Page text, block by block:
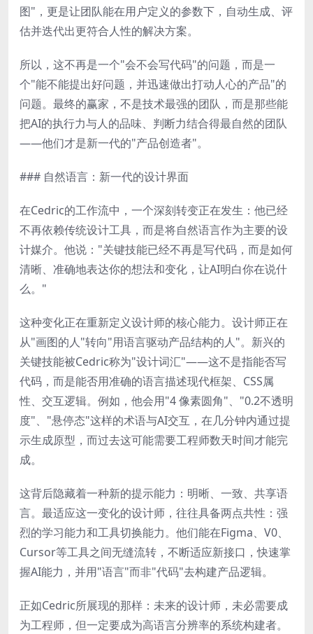
图"，更是让团队能在用户定义的参数下，自动生成、评
估并迭代出更符合人性的解决方案。
所以，这不再是一个"会不会写代码"的问题，而是一
个"能不能提出好问题，并迅速做出打动人心的产品"的
问题。最终的赢家，不是技术最强的团队，而是那些能
把AI的执行力与人的品味、判断力结合得最自然的团队
——他们才是新一代的"产品创造者"。
### 自然语言：新一代的设计界面
在Cedric的工作流中，一个深刻转变正在发生：他已经
不再依赖传统设计工具，而是将自然语言作为主要的设
计媒介。他说："关键技能已经不再是写代码，而是如何
清晰、准确地表达你的想法和变化，让AI明白你在说什
么。"
这种变化正在重新定义设计师的核心能力。设计师正在
从"画图的人"转向"用语言驱动产品结构的人"。新兴的
关键技能被Cedric称为"设计词汇"——这不是指能否写
代码，而是能否用准确的语言描述现代框架、CSS属
性、交互逻辑。例如，他会用"4 像素圆角"、"0.2不透明
度"、"悬停态"这样的术语与AI交互，在几分钟内通过提
示生成原型，而过去这可能需要工程师数天时间才能完
成。
这背后隐藏着一种新的提示能力：明晰、一致、共享语
言。最适应这一变化的设计师，往往具备两点共性：强
烈的学习能力和工具切换能力。他们能在Figma、V0、
Cursor等工具之间无缝流转，不断适应新接口，快速掌
握AI能力，并用"语言"而非"代码"去构建产品逻辑。
正如Cedric所展现的那样：未来的设计师，未必需要成
为工程师，但一定要成为高语言分辨率的系统构建者。